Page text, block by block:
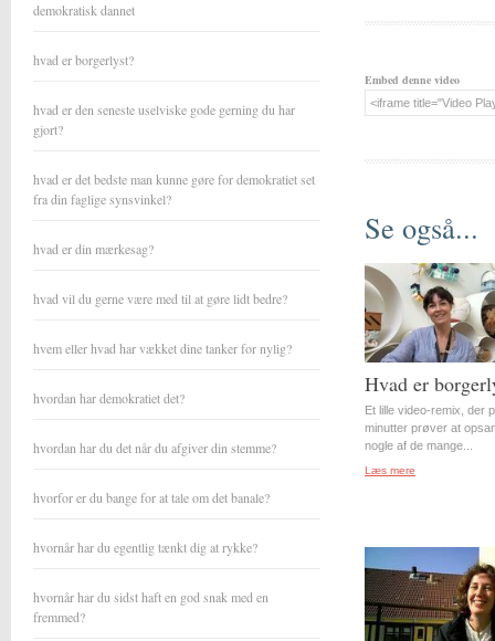
demokratisk dannet
hvad er borgerlyst?
hvad er den seneste uselviske gode gerning du har
gjort?
hvad er det bedste man kunne gøre for demokratiet set
fra din faglige synsvinkel?
hvad er din mærkesag?
hvad vil du gerne være med til at gøre lidt bedre?
hvem eller hvad har vækket dine tanker for nylig?
hvordan har demokratiet det?
hvordan har du det når du afgiver din stemme?
hvorfor er du bange for at tale om det banale?
hvornår har du egentlig tænkt dig at rykke?
hvornår har du sidst haft en god snak med en
fremmed?
Embed denne video
Se også...
Hvad er
Et lille video-remix, der
minutter prøver at
nogle af de mange...
Læs mere